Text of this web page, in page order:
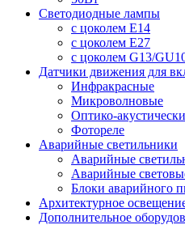
Светодиодные лампы
с цоколем E14
с цоколем E27
с цоколем G13/
Датчики движения для
Инфракрасные
Микроволновые
Оптико-
Фотореле
Аварийные светильники
Аварийные
Аварийные
Блоки аварийного
Архитектурное
Дополнительное